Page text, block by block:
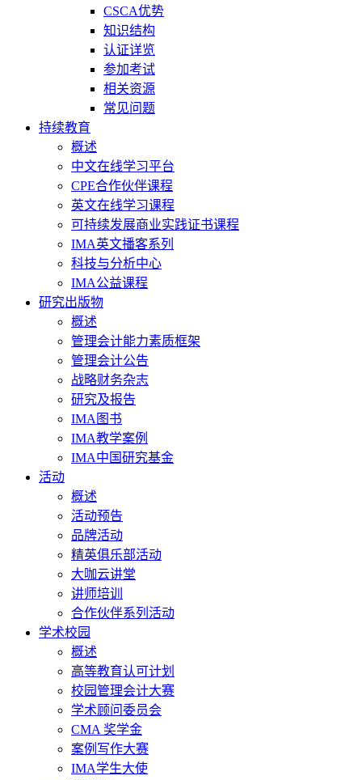
CSCA优势
知识结构
认证详览
参加考试
相关资源
常见问题
持续教育
概述
中文在线学习平台
CPE合作伙伴课程
英文在线学习课程
可持续发展商业实践证书课程
IMA英文播客系列
科技与分析中心
IMA公益课程
研究出版物
概述
管理会计能力素质框架
管理会计公告
战略财务杂志
研究及报告
IMA图书
IMA教学案例
IMA中国研究基金
活动
概述
活动预告
品牌活动
精英俱乐部活动
大咖云讲堂
讲师培训
合作伙伴系列活动
学术校园
概述
高等教育认可计划
校园管理会计大赛
学术顾问委员会
CMA 奖学金
案例写作大赛
IMA学生大使